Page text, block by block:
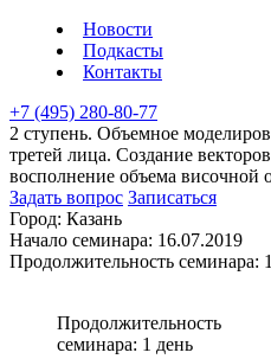
Новости
Подкасты
Контакты
+7 (495) 280-80-77
2 ступень. Объемное
третей лица. Создание
восполнение объема височной
Задать вопрос Записаться
Город: Казань
Начало семинара: 16.07.2019
Продолжительность семинара:
Продолжительность
семинара: 1 день